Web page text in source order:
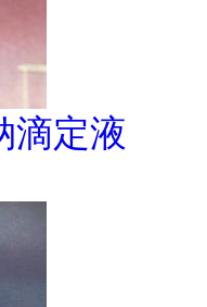
滴定液